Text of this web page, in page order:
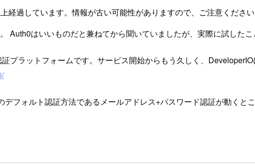
経過しています。情報が古い可能性がありますので、ご注意ください
Auth0はいいものだと兼ねてから聞いていましたが、実際に試したこ
プラットフォームです。サービス開始からもう久しく、DeveloperIO
フォルト認証方法であるメールアドレス+パスワード認証が動くと